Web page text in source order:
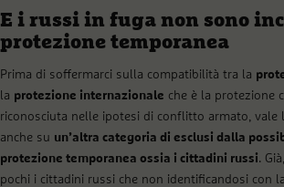
E i russi in fuga non sono
protezione temporanea
Prima di soffermarci sulla compatibilità tra la
la protezione internazionale che è la protezione
riconosciuta nelle ipotesi di conflitto armato, vale
anche su un’altra categoria di esclusi dalla
protezione temporanea ossia i cittadini russi.
pochi i cittadini russi che non identificandosi con